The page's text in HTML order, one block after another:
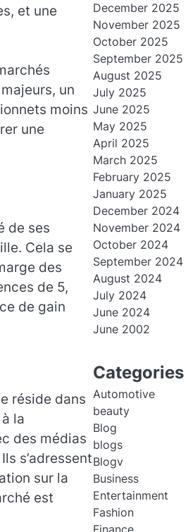
et une
un
moins
une
de ses
Cela se
des
de 5,
de gain
réside dans
la
des médias
s’adressent
sur la
est
December 2025
November 2025
October 2025
September 2025
August 2025
July 2025
June 2025
May 2025
April 2025
March 2025
February 2025
January 2025
December 2024
November 2024
October 2024
September 2024
August 2024
July 2024
June 2024
June 2002
Categories
Automotive
beauty
Blog
blogs
Blogv
Business
Entertainment
Fashion
Finance